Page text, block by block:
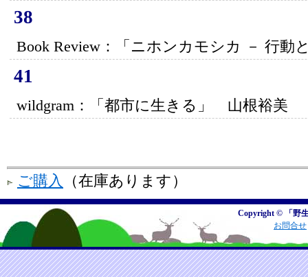
38
Book Review：「ニホンカモシカ － 行動
41
wildgram：「都市に生きる」 山根裕美
ご購入 （在庫あります）
Copyright © 「野
お問合せ